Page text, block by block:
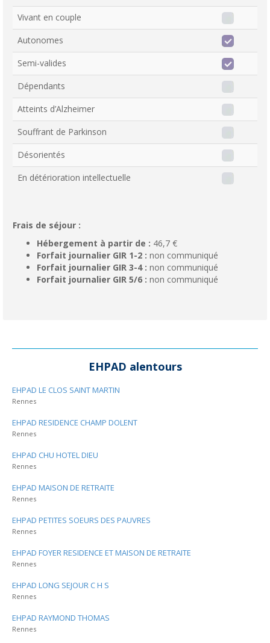
Vivant en couple
Autonomes
Semi-valides
Dépendants
Atteints d’Alzheimer
Souffrant de Parkinson
Désorientés
En détérioration intellectuelle
Frais de séjour :
Hébergement à partir de : 46,7 €
Forfait journalier GIR 1-2 : non communiqué
Forfait journalier GIR 3-4 : non communiqué
Forfait journalier GIR 5/6 : non communiqué
EHPAD alentours
EHPAD LE CLOS SAINT MARTIN
Rennes
EHPAD RESIDENCE CHAMP DOLENT
Rennes
EHPAD CHU HOTEL DIEU
Rennes
EHPAD MAISON DE RETRAITE
Rennes
EHPAD PETITES SOEURS DES PAUVRES
Rennes
EHPAD FOYER RESIDENCE ET MAISON DE RETRAITE
Rennes
EHPAD LONG SEJOUR C H S
Rennes
EHPAD RAYMOND THOMAS
Rennes